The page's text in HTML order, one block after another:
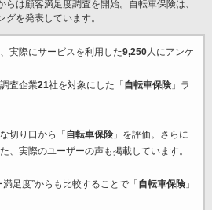
らは顧客満足度調査を開始。自転車保険は、
を発表しています。
実際にサービスを利用した9,250人にアンケ
査企業21社を対象にした「 自転車保険」ラ
切り口から「 自転車保険」を評価。さらに
、実際のユーザーの声も掲載しています。
足度”からも比較することで「 自転車保険」